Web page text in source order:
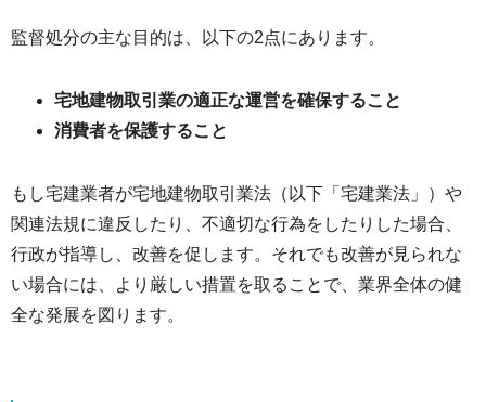
監督処分の主な目的は、以下の2点にあります。
宅地建物取引業の適正な運営を確保すること
消費者を保護すること
もし宅建業者が宅地建物取引業法（以下「宅建業法」）や
関連法規に違反したり、不適切な行為をしたりした場合、
行政が指導し、改善を促します。それでも改善が見られな
い場合には、より厳しい措置を取ることで、業界全体の健
全な発展を図ります。